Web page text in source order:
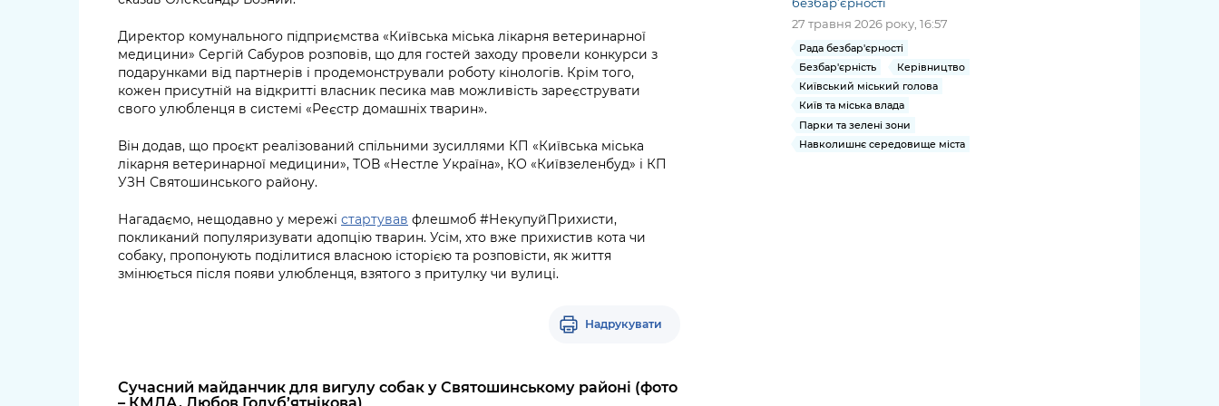
Директор комунального підприємства «Київська міська лікарня ветеринарної
медицини» Сергій Сабуров розповів, що для гостей заходу провели конкурси з
подарунками від партнерів і продемонстрували роботу кінологів. Крім того,
кожен присутній на відкритті власник песика мав можливість зареєструвати
свого улюбленця в системі «Реєстр домашніх тварин».
Він додав, що проєкт реалізований спільними зусиллями КП «Київська міська
лікарня ветеринарної медицини», ТОВ «Нестле Україна», КО «Київзеленбуд» і КП
УЗН Святошинського району.
Нагадаємо, нещодавно у мережі стартував флешмоб #НекупуйПрихисти,
покликаний популяризувати адопцію тварин. Усім, хто вже прихистив кота чи
собаку, пропонують поділитися власною історією та розповісти, як життя
змінюється після появи улюбленця, взятого з притулку чи вулиці.
Надрукувати
Сучасний майданчик для вигулу собак у Святошинському районі (фото
– КМДА, Любов Голуб’ятнікова)
27 травня 2026 року, 16:57
Рада безбар'єрності
Безбар'єрність
Керівництво
Київський міський голова
Київ та міська влада
Парки та зелені зони
Навколишнє середовище міста